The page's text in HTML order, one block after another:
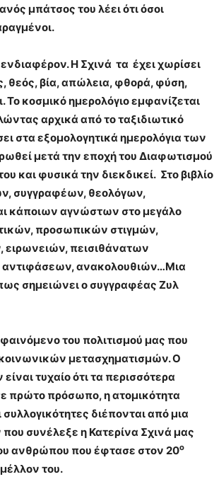
μπάτσος του λέει ότι όσοι
Η Σχινά τα έχει χωρίσει
θεός, βία, απώλεια, φθορά, φύση,
Το κοσμικό ημερολόγιο εμφανίζεται
αρχικά από το ταξιδιωτικό
στα εξομολογητικά ημερολόγια των
μετά την εποχή του Διαφωτισμού
και φυσικά την διεκδικεί. Στο βιβλίο
συγγραφέων, θεολόγων,
κάποιων αγνώστων στο μεγάλο
προσωπικών στιγμών,
πεισιθάνατων
αντιφάσεων, ανακολουθιών…Μια
σημειώνει ο συγγραφέας Ζυλ
του πολιτισμού μας που
μετασχηματισμών. Ο
τυχαίο ότι τα περισσότερα
πρώτο πρόσωπο, η ατομικότητα
διέπονται από μια
συνέλεξε η Κατερίνα Σχινά μας
ανθρώπου που έφτασε στον 20ο
του.